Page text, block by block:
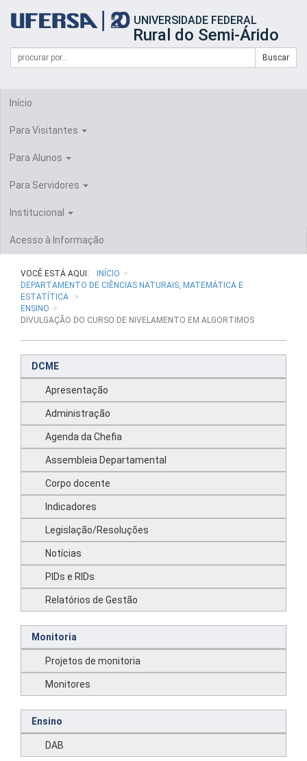
portal
UFERSA
UNIVERSIDADE FEDERAL
Rural do Semi-Árido
Formulário
Busca
Campo
de
Buscar
Início
Para Visitantes
Para Alunos
Para Servidores
Institucional
Acesso à Informação
VOCÊ ESTÁ AQUI:
INÍCIO
DEPARTAMENTO DE CIÊNCIAS NATURAIS, MATEMÁTICA E
ESTATÍTICA
ENSINO
DIVULGAÇÃO DO CURSO DE NIVELAMENTO EM ALGORTIMOS
DCME
Apresentação
Administração
Agenda da Chefia
Assembleia Departamental
Corpo docente
Indicadores
Legislação/Resoluções
Notícias
PIDs e RIDs
Relatórios de Gestão
Monitoria
Projetos de monitoria
Monitores
Ensino
DAB